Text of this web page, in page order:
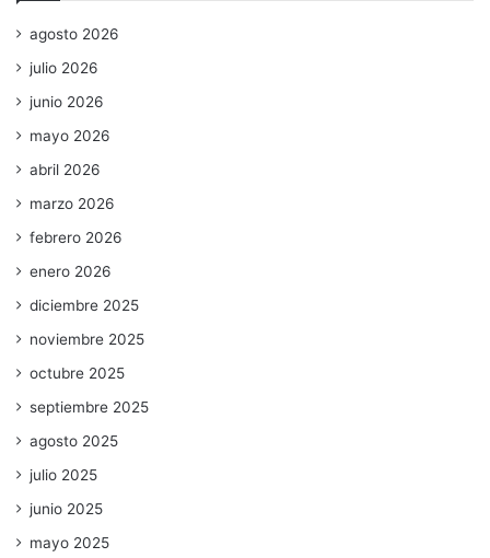
agosto 2026
julio 2026
junio 2026
mayo 2026
abril 2026
marzo 2026
febrero 2026
enero 2026
diciembre 2025
noviembre 2025
octubre 2025
septiembre 2025
agosto 2025
julio 2025
junio 2025
mayo 2025